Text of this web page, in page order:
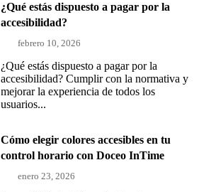
¿Qué estás dispuesto a pagar por la
accesibilidad?
febrero 10, 2026
¿Qué estás dispuesto a pagar por la
accesibilidad? Cumplir con la normativa y
mejorar la experiencia de todos los
usuarios...
Cómo elegir colores accesibles en tu
control horario con Doceo InTime
enero 23, 2026